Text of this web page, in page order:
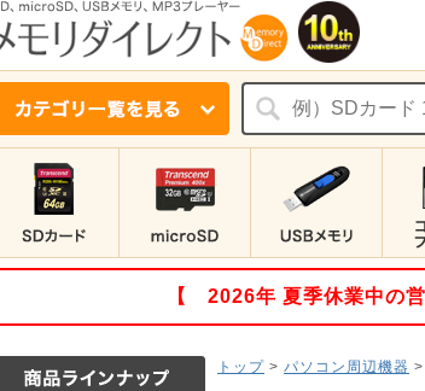
【 2026年 夏季休業中の
トップ > パソコン周辺機器 >